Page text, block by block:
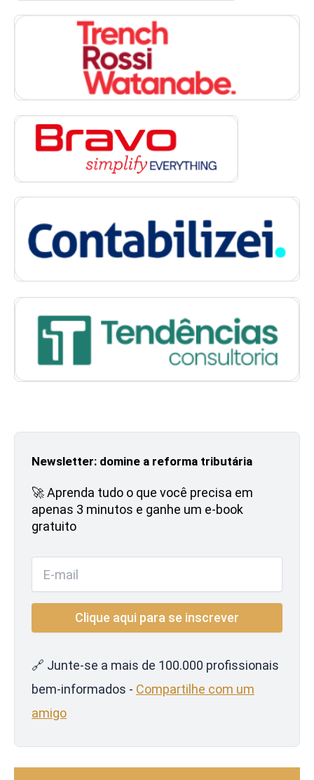
Newsletter: domine a reforma tributária
🚀 Aprenda tudo o que você precisa em
apenas 3 minutos e ganhe um e-book
gratuito
🔗 Junte-se a mais de 100.000 profissionais
bem-informados - Compartilhe com um
amigo